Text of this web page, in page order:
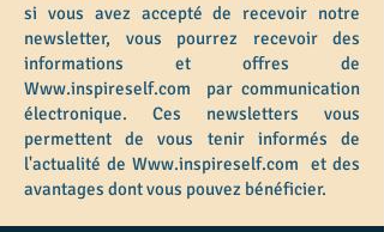
si vous avez accepté de recevoir notre
newsletter, vous pourrez recevoir des
informations et offres de
Www.inspireself.com par communication
électronique. Ces newsletters vous
permettent de vous tenir informés de
l'actualité de Www.inspireself.com et des
avantages dont vous pouvez bénéficier.